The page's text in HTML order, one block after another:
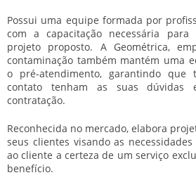
Possui uma equipe formada por
com a capacitação necessária
projeto proposto. A Geométrica,
contaminação também mantém uma
o pré-atendimento, garantindo que
contato tenham as suas dúvidas
contratação.
Reconhecida no mercado, elabora
seus clientes visando as
ao cliente a certeza de um serviço
benefício.